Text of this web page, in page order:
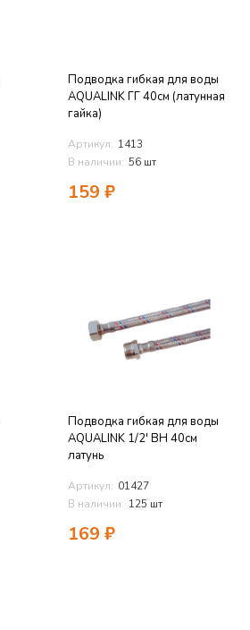
Подводка гибкая для воды
AQUALINK ГГ 40см (латунная
гайка)
Артикул: 1413
В наличии: 56 шт
159 ₽
Подводка гибкая для воды
AQUALINK 1/2' ВН 40см
латунь
Артикул: 01427
В наличии: 125 шт
169 ₽